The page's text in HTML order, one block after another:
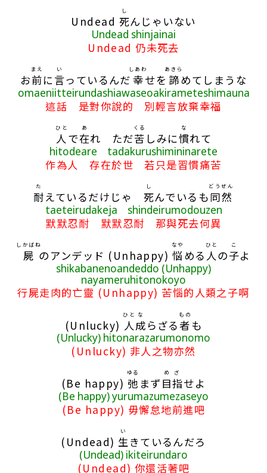
Undead 死
し
んじゃいない
Undead shinjainai
Undead 仍未死去
お前
まえ
に言
い
っているんだ 幸
しあわ
せを 諦
あきら
めてしまうな
omaeniitteirundashiawaseoakirameteshimauna
這話 是對你說的 別輕言放棄幸福
人
ひと
で在
あ
れ ただ苦
くる
しみに慣
な
れて
hitodeare tadakurushimininarete
作為人 存在於世 若只是習慣痛苦
耐
た
えているだけじゃ 死
し
んでいるも同然
どうぜん
taeteirudakeja shindeirumodouzen
默默忍耐 默默忍耐 那與死去何異
屍
しかばね
のアンデッド (Unhappy) 悩
なや
める 人
ひと
の子
こ
よ
shikabanenoandeddo (Unhappy)
nayameruhitonokoyo
行屍走肉的亡靈 (Unhappy) 苦惱的人類之子啊
(Unlucky) 人
ひと
成
な
らざる者
もの
も
(Unlucky) hitonarazarumonomo
(Unlucky) 非人之物亦然
(Be happy) 弛
ゆる
まず 目指
めざ
せよ
(Be happy) yurumazumezaseyo
(Be happy) 毋懈怠地前進吧
(Undead) 生
い
きているんだろ
(Undead) ikiteirundaro
(Undead) 你還活著吧